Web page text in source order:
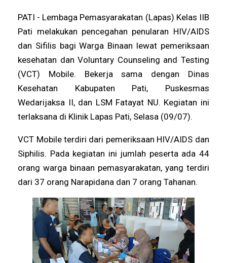
PATI - Lembaga Pemasyarakatan (Lapas) Kelas IIB
Pati melakukan pencegahan penularan HIV/AIDS
dan Sifilis bagi Warga Binaan lewat pemeriksaan
kesehatan dan Voluntary Counseling and Testing
(VCT) Mobile. Bekerja sama dengan Dinas
Kesehatan Kabupaten Pati, Puskesmas
Wedarijaksa II, dan LSM Fatayat NU. Kegiatan ini
terlaksana di Klinik Lapas Pati, Selasa (09/07).
VCT Mobile terdiri dari pemeriksaan HIV/AIDS dan
Siphilis. Pada kegiatan ini jumlah peserta ada 44
orang warga binaan pemasyarakatan, yang terdiri
dari 37 orang Narapidana dan 7 orang Tahanan.